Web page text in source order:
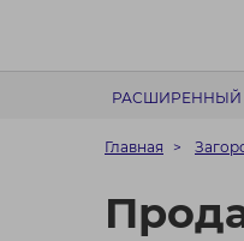
РАСШИРЕННЫЙ
Главная